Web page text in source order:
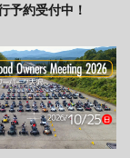
予約受付中！